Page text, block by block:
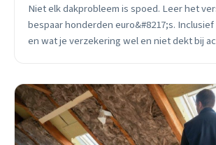
Niet elk dakprobleem is spoed. Leer het
bespaar honderden euro&#8217;s.
en wat je verzekering wel en niet dekt bij